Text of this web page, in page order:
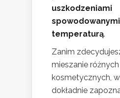
uszkodzeniami
temperaturą.
Zanim
mieszanie
kosmetycznych,
dokładnie